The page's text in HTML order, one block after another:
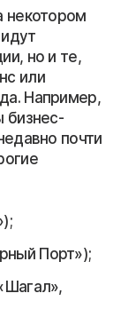
некотором
но и те,
или
Например,
бизнес-
почти
Порт»);